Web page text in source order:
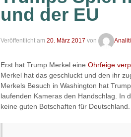
und der EU
Veröffentlicht am 20. März 2017 von
Erst hat Trump Merkel eine Ohrfeige
Merkel hat das geschluckt und den ihr
Merkels Besuch in Washington hat
laufenden Kameras den Handschlag. In
keine guten Botschaften für